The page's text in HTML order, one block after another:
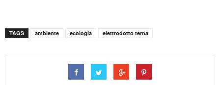
TAGS ambiente ecologia elettrodotto terna